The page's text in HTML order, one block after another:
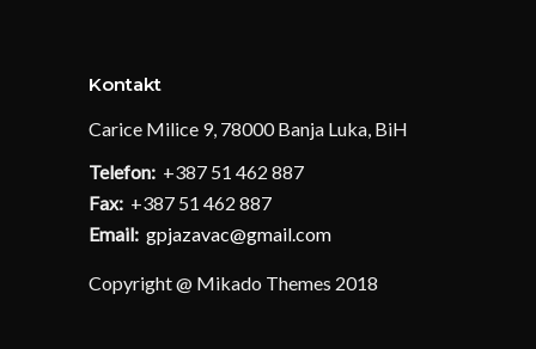
Kontakt
Carice Milice 9, 78000 Banja Luka, BiH
Telefon: +387 51 462 887
Fax: +387 51 462 887
Email: gpjazavac@gmail.com
Copyright @ Mikado Themes 2018